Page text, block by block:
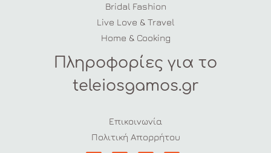
Bridal Fashion
Live Love & Travel
Home & Cooking
Πληροφορίες για το
teleiosgamos.gr
Επικοινωνία
Πολιτική Απορρήτου